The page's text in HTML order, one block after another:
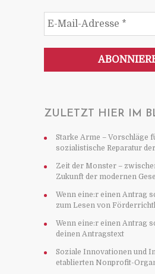
ZULETZT HIER IM
Starke Arme – Vorschläge
sozialistische Reparatur
Zeit der Monster –
Zukunft der modernen
Wenn eine:r einen Antrag
zum Lesen von
Wenn eine:r einen Antrag
deinen Antragstext
Soziale Innovationen und
etablierten Nonprofit-